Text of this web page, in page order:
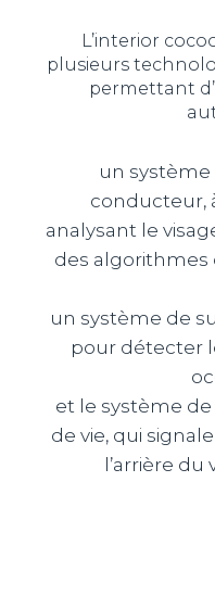
L’interior
plusieurs
permettant
un
conducteur,
analysant le
des algorithmes
un système de
pour détecter
et le système
de vie, qui
l’arrière